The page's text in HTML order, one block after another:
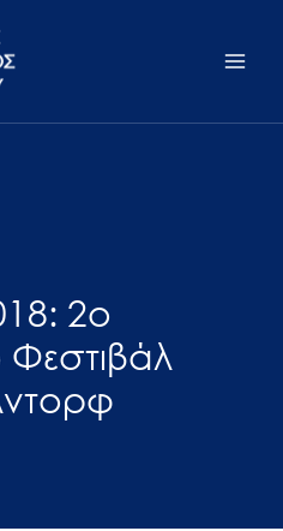
2ο
Φεστιβάλ